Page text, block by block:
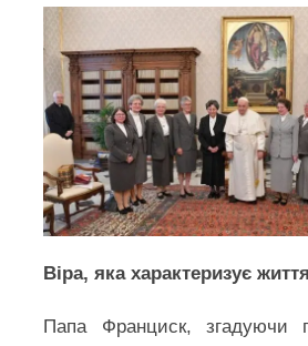
Віра, яка характеризує життя
Папа Франциск, згадуючи